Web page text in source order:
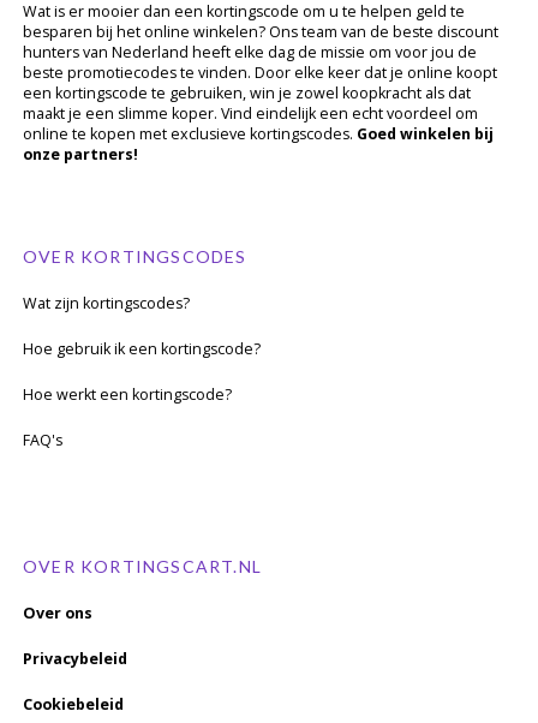
Wat is er mooier dan een kortingscode om u te helpen geld te
besparen bij het online winkelen? Ons team van de beste discount
hunters van Nederland heeft elke dag de missie om voor jou de
beste promotiecodes te vinden. Door elke keer dat je online koopt
een kortingscode te gebruiken, win je zowel koopkracht als dat
maakt je een slimme koper. Vind eindelijk een echt voordeel om
online te kopen met exclusieve kortingscodes. Goed winkelen bij
onze partners!
OVER KORTINGSCODES
Wat zijn kortingscodes?
Hoe gebruik ik een kortingscode?
Hoe werkt een kortingscode?
FAQ's
OVER KORTINGSCART.NL
Over ons
Privacybeleid
Cookiebeleid